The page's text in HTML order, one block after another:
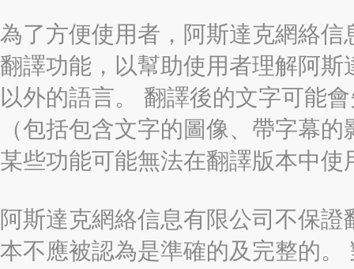
為了方便使用者，阿斯達克網絡
翻譯功能，以幫助使用者理解阿
以外的語言。 翻譯後的文字可能
（包括包含文字的圖像、帶字幕
某些功能可能無法在翻譯版本中使
阿斯達克網絡信息有限公司不保
本不應被認為是準確的及完整的